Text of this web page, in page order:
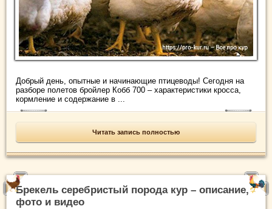
Добрый день, опытные и начинающие птицеводы! Сегодня на
разборе полетов бройлер Кобб 700 – характеристики кросса,
кормление и содержание в ...
Читать запись полностью
Брекель серебристый порода кур – описание,
фото и видео